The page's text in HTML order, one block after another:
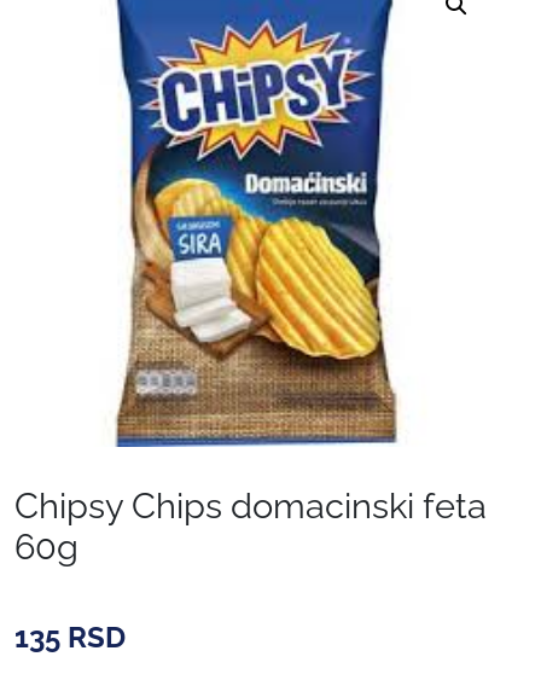
Chipsy Chips domacinski feta
60g
135 RSD